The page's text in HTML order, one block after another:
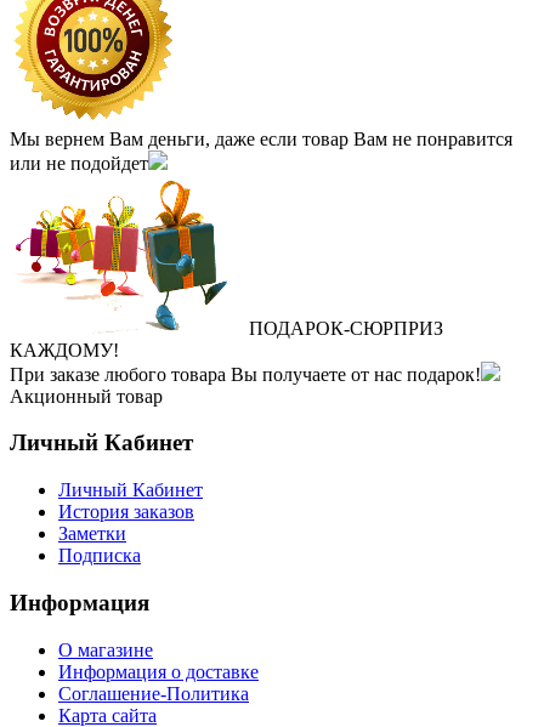
Мы вернем Вам деньги, даже если товар Вам не понравится
или не подойдет
ПОДАРОК‐СЮРПРИЗ
КАЖДОМУ!
При заказе любого товара Вы получаете от нас подарок!
Акционный товар
Личный Кабинет
Личный Кабинет
История заказов
Заметки
Подписка
Информация
О магазине
Информация о доставке
Соглашение-Политика
Карта сайта